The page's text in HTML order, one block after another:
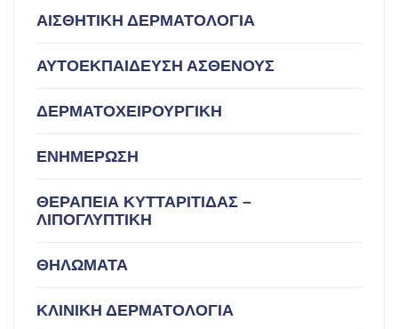
ΑΙΣΘΗΤΙΚΗ ΔΕΡΜΑΤΟΛΟΓΙΑ
ΑΥΤΟΕΚΠΑΙΔΕΥΣΗ ΑΣΘΕΝΟΥΣ
ΔΕΡΜΑΤΟΧΕΙΡΟΥΡΓΙΚΗ
ΕΝΗΜΕΡΩΣΗ
ΘΕΡΑΠΕΙΑ ΚΥΤΤΑΡΙΤΙΔΑΣ –
ΛΙΠΟΓΛΥΠΤΙΚΗ
ΘΗΛΩΜΑΤΑ
ΚΛΙΝΙΚΗ ΔΕΡΜΑΤΟΛΟΓΙΑ